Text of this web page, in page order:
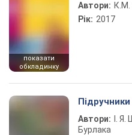
показати
обкладинку
Автори: К.М.
Рік: 2017
Підручники
Автори:
І.
Бурлака